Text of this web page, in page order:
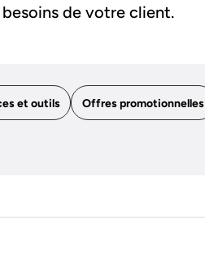
de votre client.
et outils Offres promotionnelles